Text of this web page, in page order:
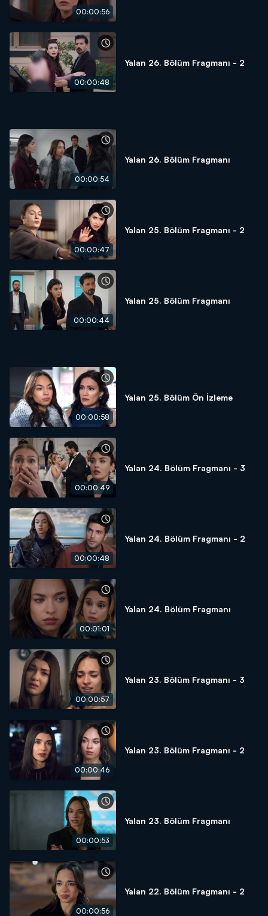
00:00:56
00:00:48
Yalan 26. Bölüm Fragmanı - 2
00:00:54
Yalan 26. Bölüm Fragmanı
00:00:47
Yalan 25. Bölüm Fragmanı - 2
00:00:44
Yalan 25. Bölüm Fragmanı
00:00:58
Yalan 25. Bölüm Ön İzleme
00:00:49
Yalan 24. Bölüm Fragmanı - 3
00:00:48
Yalan 24. Bölüm Fragmanı - 2
00:01:01
Yalan 24. Bölüm Fragmanı
00:00:57
Yalan 23. Bölüm Fragmanı - 3
00:00:46
Yalan 23. Bölüm Fragmanı - 2
00:00:53
Yalan 23. Bölüm Fragmanı
00:00:56
Yalan 22. Bölüm Fragmanı - 2